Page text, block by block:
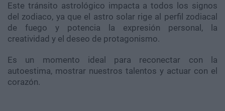
Este tránsito astrológico impacta a todos los signos
del zodiaco, ya que el astro solar rige al perfil zodiacal
de fuego y potencia la expresión personal, la
creatividad y el deseo de protagonismo.
Es un momento ideal para reconectar con la
autoestima, mostrar nuestros talentos y actuar con el
corazón.